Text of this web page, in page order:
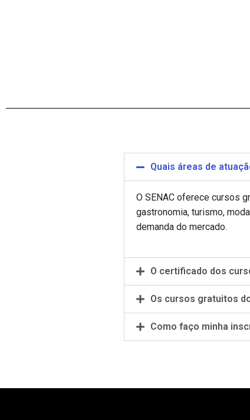
Quais áreas de
O SENAC oferece cursos
gastronomia, turismo,
demanda do mercado.
O certificado dos
Os cursos gratuitos
Como faço minha